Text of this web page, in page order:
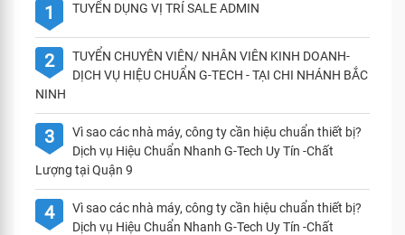
1 TUYỂN DỤNG VỊ TRÍ SALE ADMIN
2
TUYỂN CHUYÊN VIÊN/ NHÂN VIÊN KINH DOANH-
DỊCH VỤ HIỆU CHUẨN G-TECH - TẠI CHI NHÁNH BẮC
NINH
3
Vì sao các nhà máy, công ty cần hiệu chuẩn thiết bị?
Dịch vụ Hiệu Chuẩn Nhanh G-Tech Uy Tín -Chất
Lượng tại Quận 9
4
Vì sao các nhà máy, công ty cần hiệu chuẩn thiết bị?
Dịch vụ Hiệu Chuẩn Nhanh G-Tech Uy Tín -Chất